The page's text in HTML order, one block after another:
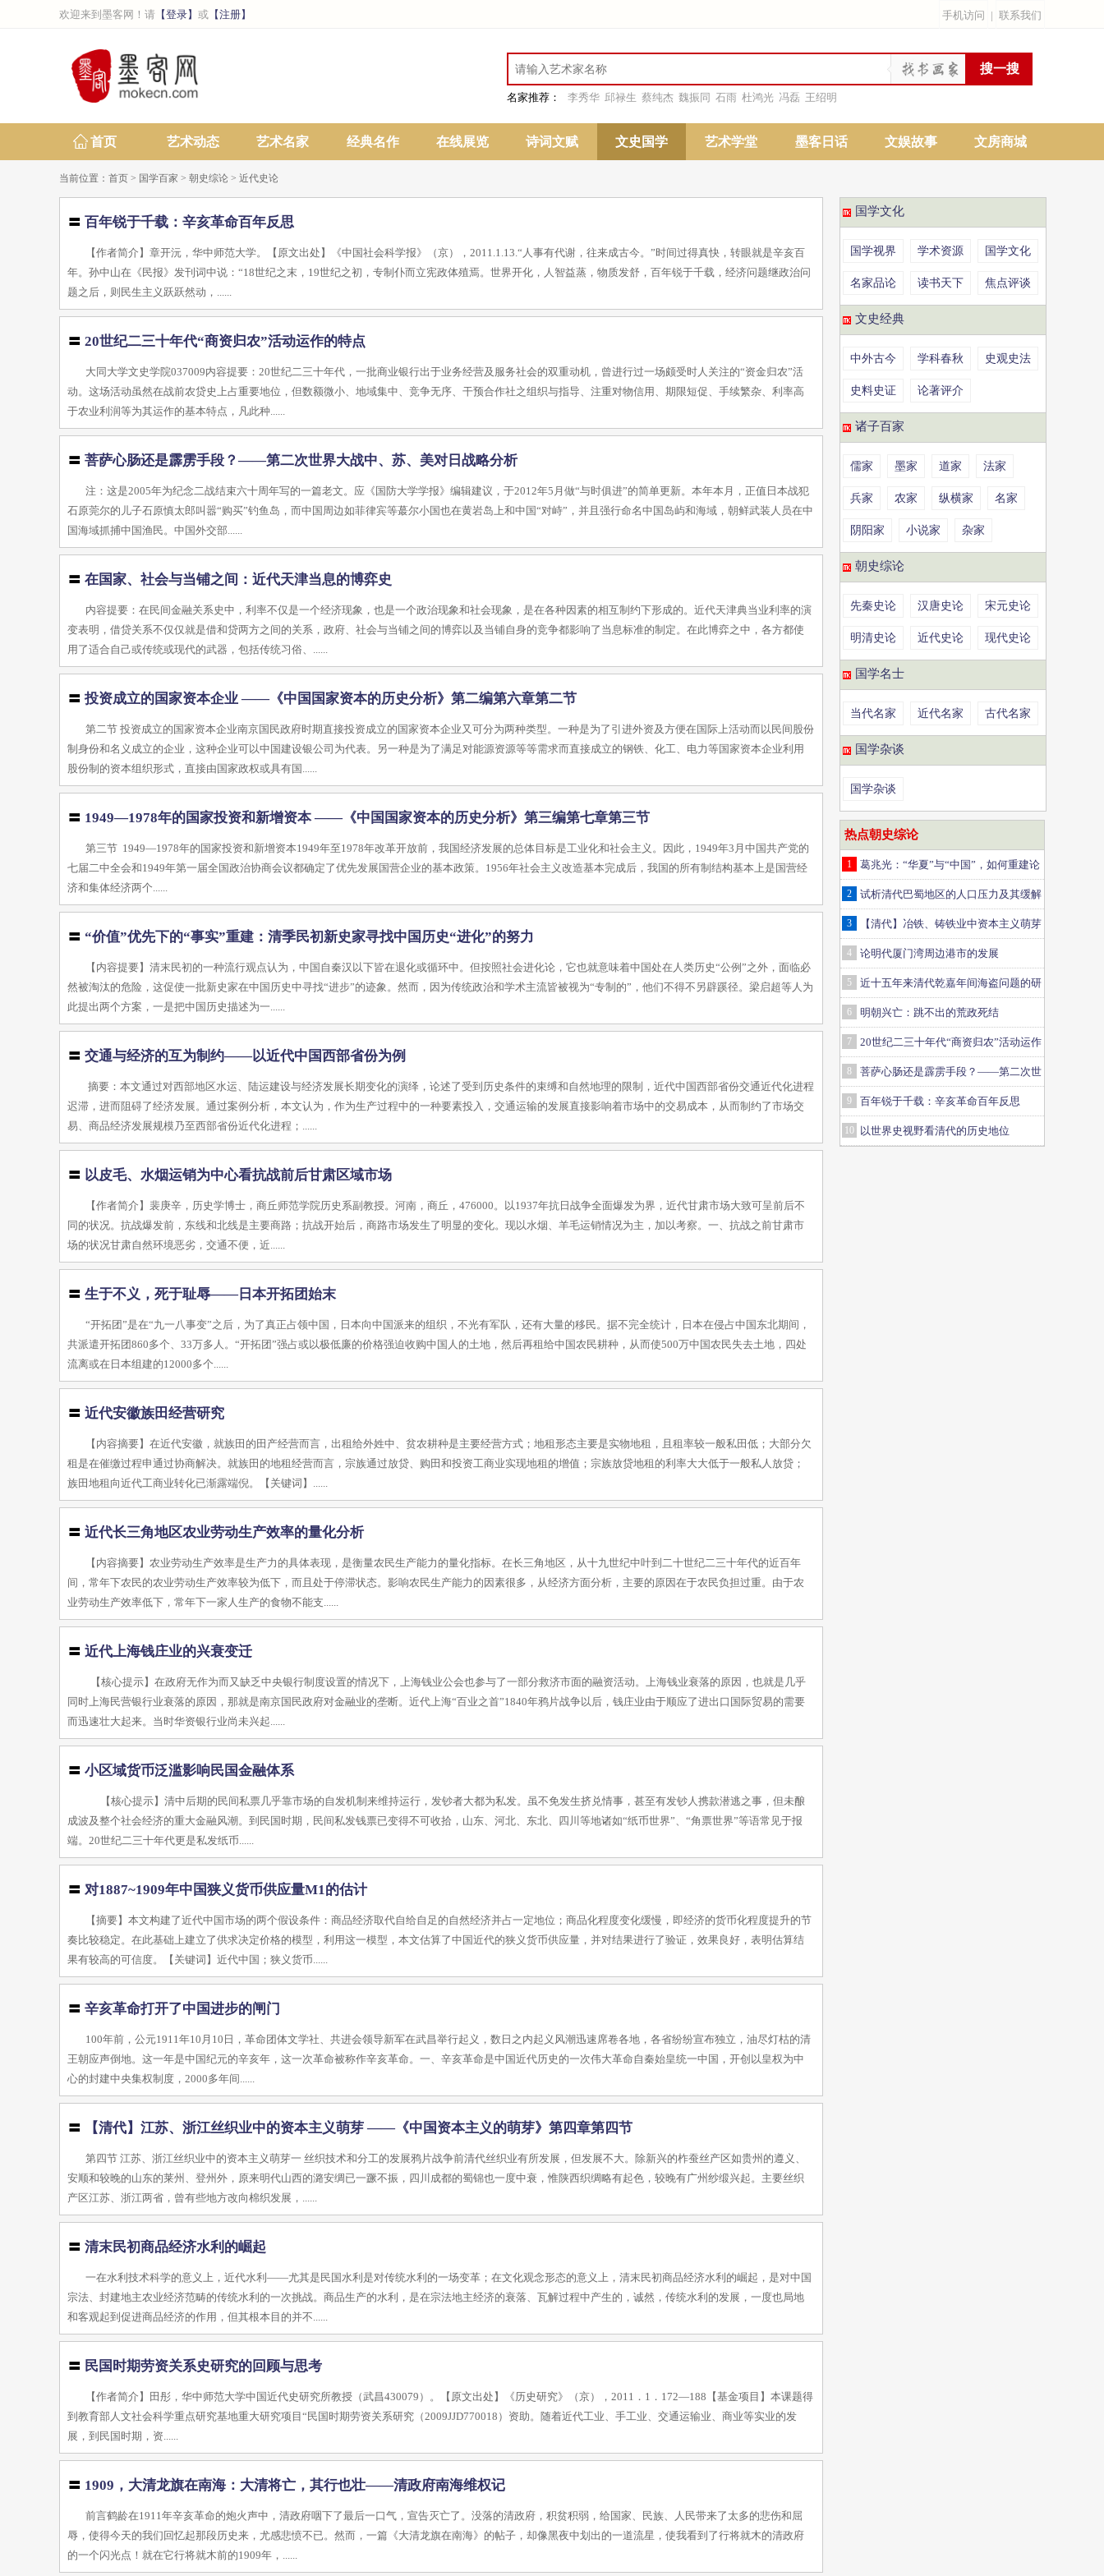
欢迎来到墨客网！请 【登录】 或 【注册】 手机访问 | 联系我们
名家推荐： 李秀华 邱禄生 蔡纯杰 魏振同 石雨 杜鸿光 冯磊 王绍明
首页 艺术动态 艺术名家 经典名作 在线展览 诗词文赋 文史国学 艺术学堂 墨客日话 文娱故事 文房商城
当前位置： 首页 > 国学百家 > 朝史综论 > 近代史论
〓百年锐于千载：辛亥革命百年反思
【作者简介】章开沅，华中师范大学。【原文出处】《中国社会科学报》（京），2011.1.13.“人事有代谢，往来成古今。”时间过得真快，转眼就是辛亥百
年。孙中山在《民报》发刊词中说：“18世纪之末，19世纪之初，专制仆而立宪政体殖焉。世界开化，人智益蒸，物质发舒，百年锐于千载，经济问题继政治问
题之后，则民生主义跃跃然动，......
〓20世纪二三十年代“商资归农”活动运作的特点
大同大学文史学院037009内容提要：20世纪二三十年代，一批商业银行出于业务经营及服务社会的双重动机，曾进行过一场颇受时人关注的“资金归农”活
动。这场活动虽然在战前农贷史上占重要地位，但数额微小、地域集中、竞争无序、干预合作社之组织与指导、注重对物信用、期限短促、手续繁杂、利率高
于农业利润等为其运作的基本特点，凡此种......
〓菩萨心肠还是霹雳手段？——第二次世界大战中、苏、美对日战略分析
注：这是2005年为纪念二战结束六十周年写的一篇老文。应《国防大学学报》编辑建议，于2012年5月做“与时俱进”的简单更新。本年本月，正值日本战犯
石原莞尔的儿子石原慎太郎叫嚣“购买”钓鱼岛，而中国周边如菲律宾等蕞尔小国也在黄岩岛上和中国“对峙”，并且强行命名中国岛屿和海域，朝鲜武装人员在中
国海域抓捕中国渔民。中国外交部......
〓在国家、社会与当铺之间：近代天津当息的博弈史
内容提要：在民间金融关系史中，利率不仅是一个经济现象，也是一个政治现象和社会现象，是在各种因素的相互制约下形成的。近代天津典当业利率的演
变表明，借贷关系不仅仅就是借和贷两方之间的关系，政府、社会与当铺之间的博弈以及当铺自身的竞争都影响了当息标准的制定。在此博弈之中，各方都使
用了适合自己或传统或现代的武器，包括传统习俗、......
〓投资成立的国家资本企业 ——《中国国家资本的历史分析》第二编第六章第二节
第二节 投资成立的国家资本企业南京国民政府时期直接投资成立的国家资本企业又可分为两种类型。一种是为了引进外资及方便在国际上活动而以民间股份
制身份和名义成立的企业，这种企业可以中国建设银公司为代表。另一种是为了满足对能源资源等等需求而直接成立的钢铁、化工、电力等国家资本企业利用
股份制的资本组织形式，直接由国家政权或具有国......
〓 1949—1978年的国家投资和新增资本 ——《中国国家资本的历史分析》第三编第七章第三节
第三节 1949—1978年的国家投资和新增资本1949年至1978年改革开放前，我国经济发展的总体目标是工业化和社会主义。因此，1949年3月中国共产党的
七届二中全会和1949年第一届全国政治协商会议都确定了优先发展国营企业的基本政策。1956年社会主义改造基本完成后，我国的所有制结构基本上是国营经
济和集体经济两个......
〓“价值”优先下的“事实”重建：清季民初新史家寻找中国历史“进化”的努力
【内容提要】清末民初的一种流行观点认为，中国自秦汉以下皆在退化或循环中。但按照社会进化论，它也就意味着中国处在人类历史“公例”之外，面临必
然被淘汰的危险，这促使一批新史家在中国历史中寻找“进步”的迹象。然而，因为传统政治和学术主流皆被视为“专制的”，他们不得不另辟蹊径。梁启超等人为
此提出两个方案，一是把中国历史描述为一......
〓交通与经济的互为制约——以近代中国西部省份为例
摘要：本文通过对西部地区水运、陆运建设与经济发展长期变化的演绎，论述了受到历史条件的束缚和自然地理的限制，近代中国西部省份交通近代化进程
迟滞，进而阻碍了经济发展。通过案例分析，本文认为，作为生产过程中的一种要素投入，交通运输的发展直接影响着市场中的交易成本，从而制约了市场交
易、商品经济发展规模乃至西部省份近代化进程；......
〓 以皮毛、水烟运销为中心看抗战前后甘肃区域市场
【作者简介】裴庚辛，历史学博士，商丘师范学院历史系副教授。河南，商丘，476000。以1937年抗日战争全面爆发为界，近代甘肃市场大致可呈前后不
同的状况。抗战爆发前，东线和北线是主要商路；抗战开始后，商路市场发生了明显的变化。现以水烟、羊毛运销情况为主，加以考察。一、抗战之前甘肃市
场的状况甘肃自然环境恶劣，交通不便，近......
〓生于不义，死于耻辱——日本开拓团始末
“开拓团”是在“九一八事变”之后，为了真正占领中国，日本向中国派来的组织，不光有军队，还有大量的移民。据不完全统计，日本在侵占中国东北期间，
共派遣开拓团860多个、33万多人。“开拓团”强占或以极低廉的价格强迫收购中国人的土地，然后再租给中国农民耕种，从而使500万中国农民失去土地，四处
流离或在日本组建的12000多个......
〓近代安徽族田经营研究
【内容摘要】在近代安徽，就族田的田产经营而言，出租给外姓中、贫农耕种是主要经营方式；地租形态主要是实物地租，且租率较一般私田低；大部分欠
租是在催缴过程申通过协商解决。就族田的地租经营而言，宗族通过放贷、购田和投资工商业实现地租的增值；宗族放贷地租的利率大大低于一般私人放贷；
族田地租向近代工商业转化已渐露端倪。【关键词】......
〓近代长三角地区农业劳动生产效率的量化分析
【内容摘要】农业劳动生产效率是生产力的具体表现，是衡量农民生产能力的量化指标。在长三角地区，从十九世纪中叶到二十世纪二三十年代的近百年
间，常年下农民的农业劳动生产效率较为低下，而且处于停滞状态。影响农民生产能力的因素很多，从经济方面分析，主要的原因在于农民负担过重。由于农
业劳动生产效率低下，常年下一家人生产的食物不能支......
〓近代上海钱庄业的兴衰变迁
【核心提示】在政府无作为而又缺乏中央银行制度设置的情况下，上海钱业公会也参与了一部分救济市面的融资活动。上海钱业衰落的原因，也就是几乎
同时上海民营银行业衰落的原因，那就是南京国民政府对金融业的垄断。近代上海“百业之首”1840年鸦片战争以后，钱庄业由于顺应了进出口国际贸易的需要
而迅速壮大起来。当时华资银行业尚未兴起......
〓小区域货币泛滥影响民国金融体系
【核心提示】清中后期的民间私票几乎靠市场的自发机制来维持运行，发钞者大都为私发。虽不免发生挤兑情事，甚至有发钞人携款潜逃之事，但未酿
成波及整个社会经济的重大金融风潮。到民国时期，民间私发钱票已变得不可收拾，山东、河北、东北、四川等地诸如“纸币世界”、“角票世界”等语常见于报
端。20世纪二三十年代更是私发纸币......
〓对1887~1909年中国狭义货币供应量M1的估计
【摘要】本文构建了近代中国市场的两个假设条件：商品经济取代自给自足的自然经济并占一定地位；商品化程度变化缓慢，即经济的货币化程度提升的节
奏比较稳定。在此基础上建立了供求决定价格的模型，利用这一模型，本文估算了中国近代的狭义货币供应量，并对结果进行了验证，效果良好，表明估算结
果有较高的可信度。【关键词】近代中国；狭义货币......
〓辛亥革命打开了中国进步的闸门
100年前，公元1911年10月10日，革命团体文学社、共进会领导新军在武昌举行起义，数日之内起义风潮迅速席卷各地，各省纷纷宣布独立，油尽灯枯的清
王朝应声倒地。这一年是中国纪元的辛亥年，这一次革命被称作辛亥革命。一、辛亥革命是中国近代历史的一次伟大革命自秦始皇统一中国，开创以皇权为中
心的封建中央集权制度，2000多年间......
〓 【清代】江苏、浙江丝织业中的资本主义萌芽 ——《中国资本主义的萌芽》第四章第四节
第四节 江苏、浙江丝织业中的资本主义萌芽一 丝织技术和分工的发展鸦片战争前清代丝织业有所发展，但发展不大。除新兴的柞蚕丝产区如贵州的遵义、
安顺和较晚的山东的莱州、登州外，原来明代山西的潞安绸已一蹶不振，四川成都的蜀锦也一度中衰，惟陕西织绸略有起色，较晚有广州纱缎兴起。主要丝织
产区江苏、浙江两省，曾有些地方改向棉织发展，......
〓清末民初商品经济水利的崛起
一在水利技术科学的意义上，近代水利——尤其是民国水利是对传统水利的一场变革；在文化观念形态的意义上，清末民初商品经济水利的崛起，是对中国
宗法、封建地主农业经济范畴的传统水利的一次挑战。商品生产的水利，是在宗法地主经济的衰落、瓦解过程中产生的，诚然，传统水利的发展，一度也局地
和客观起到促进商品经济的作用，但其根本目的并不......
〓 民国时期劳资关系史研究的回顾与思考
【作者简介】田彤，华中师范大学中国近代史研究所教授（武昌430079）。【原文出处】《历史研究》（京），2011．1．172—188【基金项目】本课题得
到教育部人文社会科学重点研究基地重大研究项目“民国时期劳资关系研究（2009JJD770018）资助。随着近代工业、手工业、交通运输业、商业等实业的发
展，到民国时期，资......
〓 1909，大清龙旗在南海：大清将亡，其行也壮——清政府南海维权记
前言鹤龄在1911年辛亥革命的炮火声中，清政府咽下了最后一口气，宣告灭亡了。没落的清政府，积贫积弱，给国家、民族、人民带来了太多的悲伤和屈
辱，使得今天的我们回忆起那段历史来，尤感悲愤不已。然而，一篇《大清龙旗在南海》的帖子，却像黑夜中划出的一道流星，使我看到了行将就木的清政府
的一个闪光点！就在它行将就木前的1909年，......
国学文化
国学视界 学术资源 国学文化
名家品论 读书天下 焦点评谈
文史经典
中外古今 学科春秋 史观史法
史料史证 论著评介
诸子百家
儒家 墨家 道家 法家
兵家 农家 纵横家 名家
阴阳家 小说家 杂家
朝史综论
先秦史论 汉唐史论 宋元史论
明清史论 近代史论 现代史论
国学名士
当代名家 近代名家 古代名家
国学杂谈
国学杂谈
热点朝史综论
1 葛兆光：“华夏”与“中国”，如何重建论
述？——《说中国》解说
2 试析清代巴蜀地区的人口压力及其缓解
途径
3 【清代】冶铁、铸铁业中资本主义萌芽
的发展 ——《中国资本主义的萌芽》第五
章第一节
4 论明代厦门湾周边港市的发展
5 近十五年来清代乾嘉年间海盗问题的研
究
6 明朝兴亡：跳不出的荒政死结
7 20世纪二三十年代“商资归农”活动运作
的特点
8 菩萨心肠还是霹雳手段？——第二次世
界大战中、苏、美对日战略分析
9 百年锐于千载：辛亥革命百年反思
10 以世界史视野看清代的历史地位